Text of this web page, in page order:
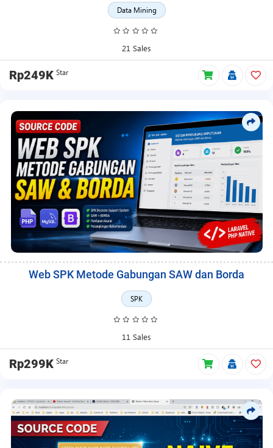
Data Mining
21 Sales
Rp249K Star
Web SPK Metode Gabungan SAW dan Borda
SPK
11 Sales
Rp299K Star